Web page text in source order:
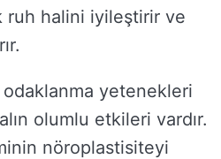
ruh halini iyileştirir ve
yetenekleri
olumlu etkileri vardır.
nöroplastisiteyi